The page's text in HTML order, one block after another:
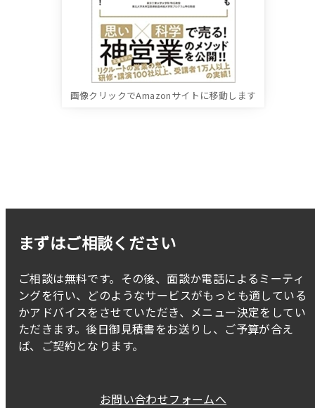
画像クリックでAmazonサイトに移動します
まずはご相談ください
ご相談は無料です。その後、面談か電話によるミーティ
ングを行い、どのようなサービスがもっとも適している
かアドバイスをさせていただき、メニュー決定をしてい
ただきます。後日御見積書をお送りし、ご予算が合え
ば、ご契約となります。
お問い合わせフォームへ